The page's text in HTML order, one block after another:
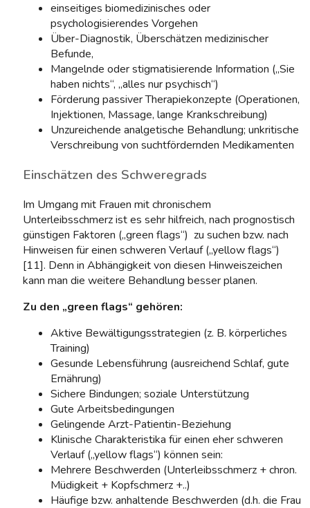
einseitiges biomedizinisches oder
psychologisierendes Vorgehen
Über-Diagnostik, Überschätzen medizinischer
Befunde,
Mangelnde oder stigmatisierende Information („Sie
haben nichts“, „alles nur psychisch“)
Förderung passiver Therapiekonzepte (Operationen,
Injektionen, Massage, lange Krankschreibung)
Unzureichende analgetische Behandlung; unkritische
Verschreibung von suchtfördernden Medikamenten
Einschätzen des Schweregrads
Im Umgang mit Frauen mit chronischem
Unterleibsschmerz ist es sehr hilfreich, nach prognostisch
günstigen Faktoren („green flags“) zu suchen bzw. nach
Hinweisen für einen schweren Verlauf („yellow flags“)
[11]. Denn in Abhängigkeit von diesen Hinweiszeichen
kann man die weitere Behandlung besser planen.
Zu den „green flags“ gehören:
Aktive Bewältigungsstrategien (z. B. körperliches
Training)
Gesunde Lebensführung (ausreichend Schlaf, gute
Ernährung)
Sichere Bindungen; soziale Unterstützung
Gute Arbeitsbedingungen
Gelingende Arzt-Patientin-Beziehung
Klinische Charakteristika für einen eher schweren
Verlauf („yellow flags“) können sein:
Mehrere Beschwerden (Unterleibsschmerz + chron.
Müdigkeit + Kopfschmerz +..)
Häufige bzw. anhaltende Beschwerden (d.h. die Frau